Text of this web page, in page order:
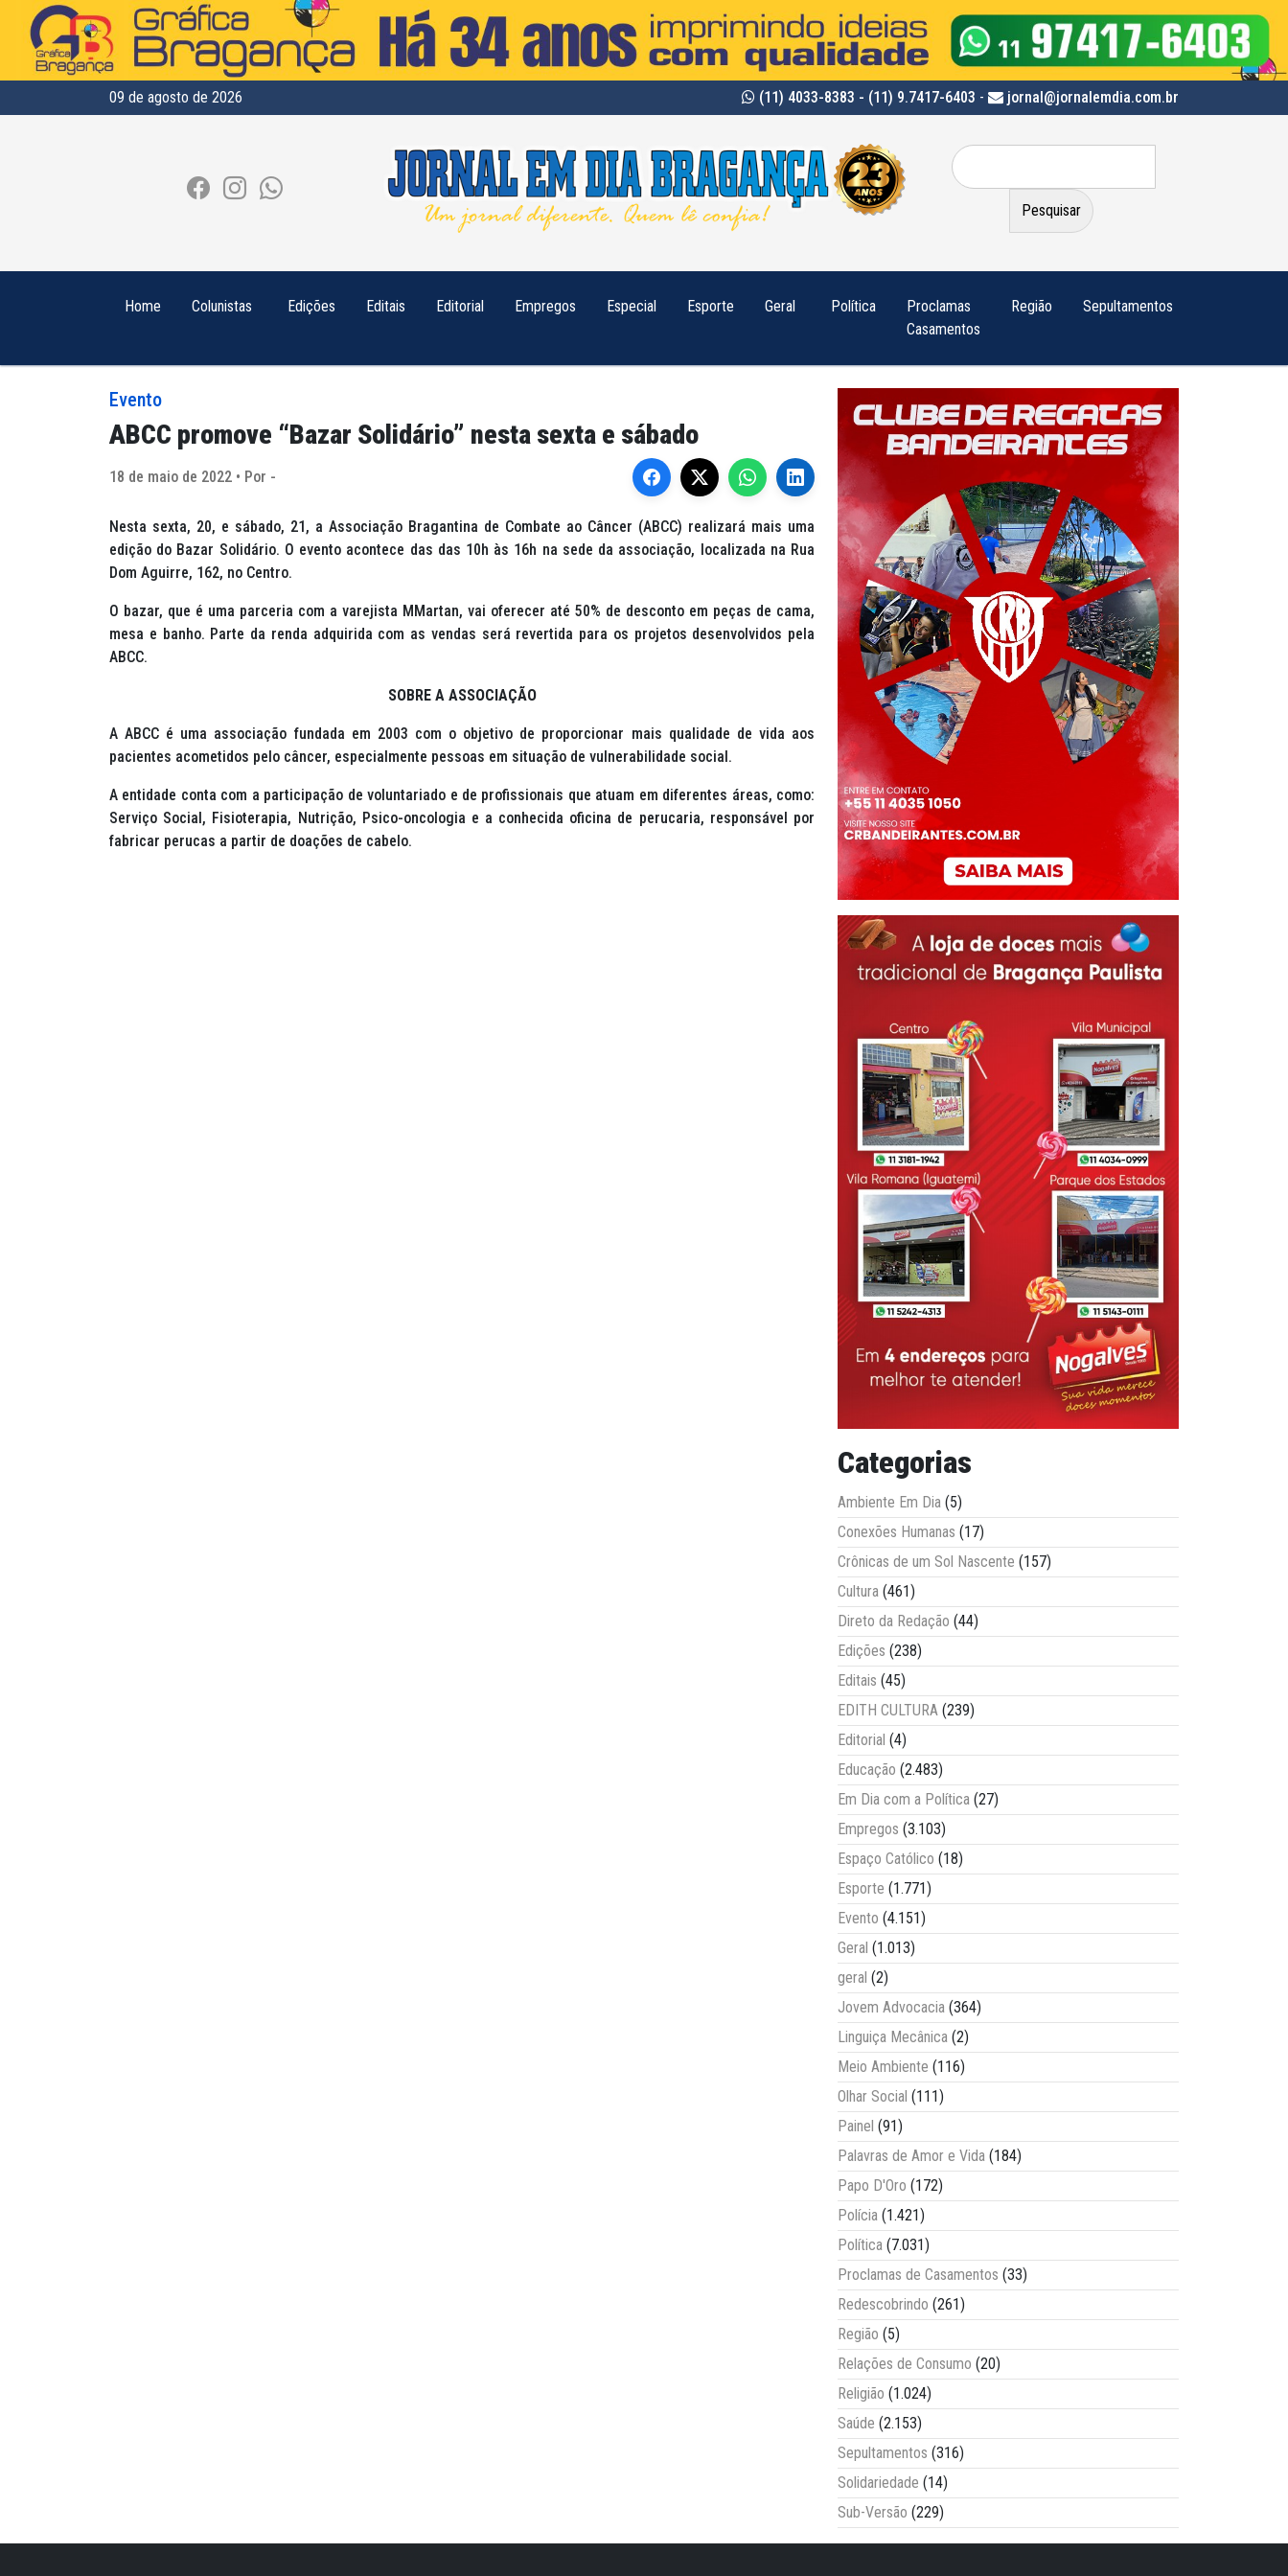
09 de agosto de 2026 (11) 4033-8383 - (11) 9.7417-6403 - jornal@jornalemdia.com.br
Pesquisar
por:
Home Colunistas Edições Editais Editorial Empregos Especial Esporte Geral Política
Proclamas
Casamentos
Região Sepultamentos
Evento
ABCC promove “Bazar Solidário” nesta sexta e sábado
18 de maio de 2022 • Por -
Nesta sexta, 20, e sábado, 21, a Associação Bragantina de Combate ao Câncer (ABCC) realizará mais uma
edição do Bazar Solidário. O evento acontece das das 10h às 16h na sede da associação, localizada na Rua
Dom Aguirre, 162, no Centro.
O bazar, que é uma parceria com a varejista MMartan, vai oferecer até 50% de desconto em peças de cama,
mesa e banho. Parte da renda adquirida com as vendas será revertida para os projetos desenvolvidos pela
ABCC.
SOBRE A ASSOCIAÇÃO
A ABCC é uma associação fundada em 2003 com o objetivo de proporcionar mais qualidade de vida aos
pacientes acometidos pelo câncer, especialmente pessoas em situação de vulnerabilidade social.
A entidade conta com a participação de voluntariado e de profissionais que atuam em diferentes áreas, como:
Serviço Social, Fisioterapia, Nutrição, Psico-oncologia e a conhecida oficina de perucaria, responsável por
fabricar perucas a partir de doações de cabelo.
Categorias
Ambiente Em Dia (5)
Conexões Humanas (17)
Crônicas de um Sol Nascente (157)
Cultura (461)
Direto da Redação (44)
Edições (238)
Editais (45)
EDITH CULTURA (239)
Editorial (4)
Educação (2.483)
Em Dia com a Política (27)
Empregos (3.103)
Espaço Católico (18)
Esporte (1.771)
Evento (4.151)
Geral (1.013)
geral (2)
Jovem Advocacia (364)
Linguiça Mecânica (2)
Meio Ambiente (116)
Olhar Social (111)
Painel (91)
Palavras de Amor e Vida (184)
Papo D'Oro (172)
Polícia (1.421)
Política (7.031)
Proclamas de Casamentos (33)
Redescobrindo (261)
Região (5)
Relações de Consumo (20)
Religião (1.024)
Saúde (2.153)
Sepultamentos (316)
Solidariedade (14)
Sub-Versão (229)